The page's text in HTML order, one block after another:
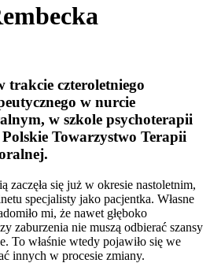
trakcie czteroletniego
w nurcie
w szkole psychoterapii
Towarzystwo Terapii
zaczęła się już w okresie nastoletnim,
specjalisty jako pacjentka. Własne
mi, że nawet głęboko
zaburzenia nie muszą odbierać szansy
To właśnie wtedy pojawiło się we
innych w procesie zmiany.